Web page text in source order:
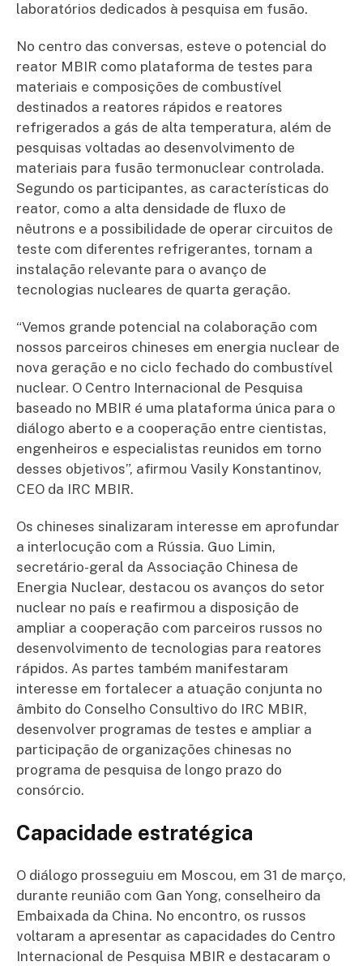
laboratórios dedicados à pesquisa em fusão.
No centro das conversas, esteve o potencial do
reator MBIR como plataforma de testes para
materiais e composições de combustível
destinados a reatores rápidos e reatores
refrigerados a gás de alta temperatura, além de
pesquisas voltadas ao desenvolvimento de
materiais para fusão termonuclear controlada.
Segundo os participantes, as características do
reator, como a alta densidade de fluxo de
nêutrons e a possibilidade de operar circuitos de
teste com diferentes refrigerantes, tornam a
instalação relevante para o avanço de
tecnologias nucleares de quarta geração.
“Vemos grande potencial na colaboração com
nossos parceiros chineses em energia nuclear de
nova geração e no ciclo fechado do combustível
nuclear. O Centro Internacional de Pesquisa
baseado no MBIR é uma plataforma única para o
diálogo aberto e a cooperação entre cientistas,
engenheiros e especialistas reunidos em torno
desses objetivos”, afirmou Vasily Konstantinov,
CEO da IRC MBIR.
Os chineses sinalizaram interesse em aprofundar
a interlocução com a Rússia. Guo Limin,
secretário-geral da Associação Chinesa de
Energia Nuclear, destacou os avanços do setor
nuclear no país e reafirmou a disposição de
ampliar a cooperação com parceiros russos no
desenvolvimento de tecnologias para reatores
rápidos. As partes também manifestaram
interesse em fortalecer a atuação conjunta no
âmbito do Conselho Consultivo do IRC MBIR,
desenvolver programas de testes e ampliar a
participação de organizações chinesas no
programa de pesquisa de longo prazo do
consórcio.
Capacidade estratégica
O diálogo prosseguiu em Moscou, em 31 de março,
durante reunião com Gan Yong, conselheiro da
Embaixada da China. No encontro, os russos
voltaram a apresentar as capacidades do Centro
Internacional de Pesquisa MBIR e destacaram o